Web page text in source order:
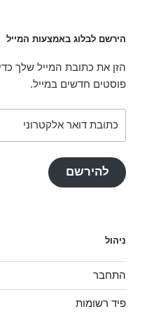
הירשם לבלוג באמצעות המייל
הזן את כתובת המייל שלך
פוסטים חדשים במייל.
להירשם
ניהול
התחבר
פיד רשומות